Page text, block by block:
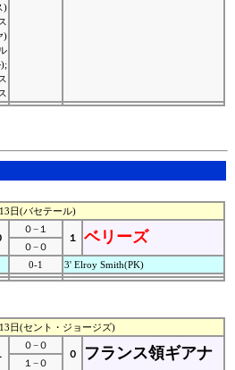
)
)
日(バセテール)
０−１
１
ベリーズ
０−０
0-1
3' Elroy Smith(PK)
日(セント・ジョージズ)
０−０
０
フランス領ギアナ
１−０